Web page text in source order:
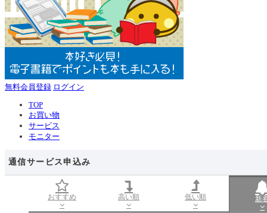
無料会員登録 ログイン
TOP
お買い物
サービス
モニター
通信サービス申込み
おすすめ 高い順 低い順 新